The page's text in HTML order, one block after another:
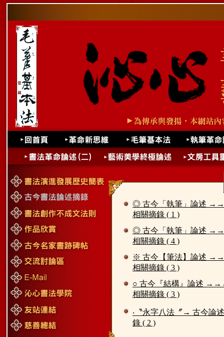
◎ 古今「執筆」論述
相關摘錄 ( 1 )
◎ 古今「執筆」論述
相關摘錄 ( 4 )
※ 古今【筆法】論述
相關摘錄 ( 3 )
○ 古今『結構』論述
相關摘錄 ( 3 )
‧〝永字八法〞→ 古今論
錄 ( 2 )